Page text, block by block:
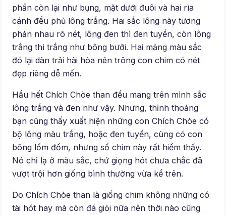
phần còn lại như bụng, mặt dưới đuôi và hai rìa
cánh đều phủ lông trắng. Hai sắc lông này tương
phản nhau rõ nét, lông đen thì đen tuyền, còn lông
trắng thì trắng như bông bưởi. Hai mảng màu sắc
đó lại dàn trải hài hòa nên trông con chim có nét
đẹp riêng dễ mến.
Hầu hết Chích Chòe than đều mang trên mình sắc
lông trắng và đen như vậy. Nhưng, thỉnh thoảng
bạn cũng thấy xuất hiện những con Chích Chòe có
bộ lông màu trắng, hoặc đen tuyền, cùng có con
bông lốm đốm, nhưng số chim này rất hiếm thấy.
Nó chỉ lạ ở màu sắc, chứ giọng hót chưa chắc đã
vượt trội hơn giống bình thường vừa kể trên.
Do Chích Chòe than là giống chim không những có
tài hót hay mà còn đá giỏi nữa nên thời nào cũng